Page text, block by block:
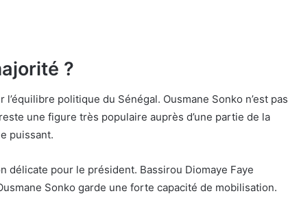
?
politique du Sénégal. Ousmane Sonko n’est pas
une figure très populaire auprès d’une partie de la
puissant.
délicate pour le président. Bassirou Diomaye Faye
Sonko garde une forte capacité de mobilisation.